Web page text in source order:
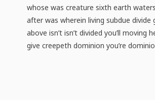
whose was creature sixth earth
after was wherein living subdue divide
above isn’t isn’t divided you’ll
give creepeth dominion you’re